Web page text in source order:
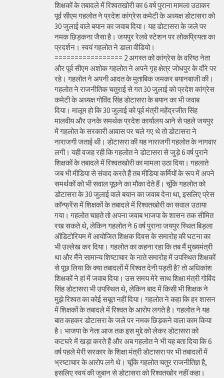
शिक्षकों के तबादले में रिश्वतखोरी का 6 वर्ष पुराना मामला उठाकर
पूर्व सीएम गहलोत ने प्रदेश कांग्रेस कमेटी के अध्यक्ष डोटासरा को
30 जुलाई वाले बयान का जवाब दिया। यह डोटासरा के जले पर
नमक छिड़कना जैसा है। जयपुर रेलवे स्टेशन पर लोकप्रियता का
प्रदर्शन। स्वयं गहलोत ने डाला वीडियो।
================= 2 अगस्त को कांग्रेस के वरिष्ठ नेता
और पूर्व सीएम अशोक गहलोत ने अपने गृह क्षेत्र जोधपुर के दौरे पर
रहे। गहलोत ने अपनी आदत के मुताबिक जमकर बयानबाजी की।
गहलोत ने राजनीतिक चतुराई से गत 30 जुलाई को प्रदेश कांग्रेस
कमेटी के अध्यक्ष गोविंद सिंह डोटासरा के बयान का भी जवाब
दिया। मालूम हो कि 30 जुलाई को पूर्व मंत्री महेंद्रजीत सिंह
मालवीय और उनके समर्थक प्रदेश कार्यालय आने से पहले जयपुर
में गहलोत के सरकारी आवास पर चले गए थे तो डोटासरा ने
नाराजगी जताई थी। डोटासरा की यह नाराजगी गहलोत के नागवार
लगी। यही वजह रही कि गहलोत ने डोटासरा से जुड़े 6 वर्ष पुराने
शिक्षकों के तबादले में रिश्वतखोरी का मामला उठा दिया। गहलाते
जब भी मीडिया से संवाद करते हैं तब मीडिया कर्मियों के रूप में अपने
समर्थकों को भी सवाल पूछने का मौका देते हैं। चूंकि गहलोत को
डोटासरा के 30 जुलाई वाले बयान का जवाब देना था, इसलिए प्रेस
कॉन्फ्रेंस में शिक्षकों के तबादले में रिश्वतखोरी का सवाल उठाया
गया। गहलोत चाहते तो अपना जवाब भाजपा के शासन तक सीमित
रख सकते थे, लेकिन गहलोत ने 6 वर्ष पुराना जयपुर स्थित बिड़ला
ऑडिटोरियम में आयोजित शिक्षक दिवस के समारोह की घटना का
भी उल्लेख कर दिया। गहलोत का कहना रहा कि तब मैं मुख्यमंत्री
था और मैंने सामान्य शिष्टाचार के नाते समारोह में उपस्थित शिक्षकों
से पूछ लिया कि क्या तबादलों में रिश्वत देनी पड़ती है? तो अधिकांश
शिक्षकों ने हां में जवाब दिया। उस समय मेरे साथ शिक्षा मंत्री गोविंद
सिंह डोटासरा भी उपस्थित थे, लेकिन बाद में किसी भी शिक्षक ने
मुझे रिश्वत का कोई सबूत नहीं दिया। गहलोत ने कहा कि हर शासन
में शिक्षकों के तबादले में रिश्वत के आरोप लगते है। गहलोत ने यह
बात कहकर डोटासरा के जले पर नमक छिड़कने वाला काम किया
है। भाजपा के नेता आज तक इस मुद्दे को लेकर डोटासरा को
कटघरे में खड़ा करते हैं और अब गहलोत ने भी यह बता दिया कि 6
वर्ष पहले मेरी सरकार के शिक्षा मंत्री डोटासरा पर भी तबादलों में
भ्रष्टाचार के आरोप लगे थे। चूंकि गहलोत चतुर राजनीतिज्ञ है,
इसलिए स्वयं की जुबान से डोटासरा को रिश्वतखोर नहीं कहा।